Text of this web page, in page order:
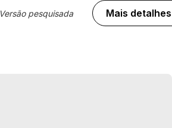
Versão pesquisada Mais detalhes